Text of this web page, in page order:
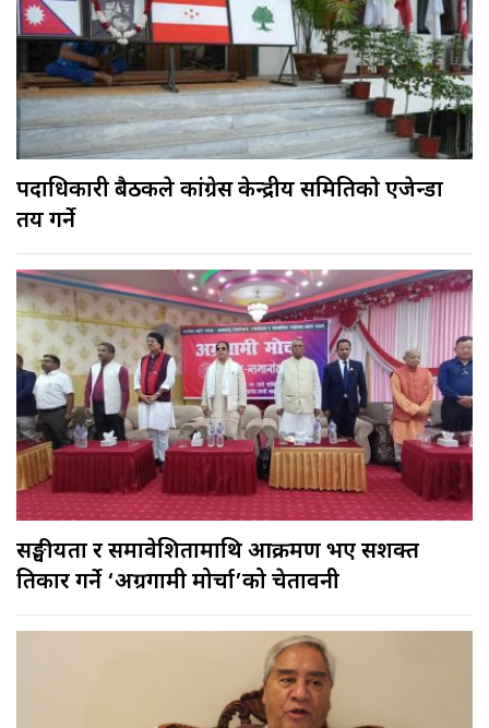
पदाधिकारी बैठकले कांग्रेस केन्द्रीय समितिकाे एजेन्डा
तय गर्ने
सङ्घीयता र समावेशितामाथि आक्रमण भए सशक्त
प्रतिकार गर्ने ‘अग्रगामी मोर्चा’को चेतावनी